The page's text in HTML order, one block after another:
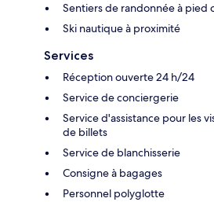
Sentiers de randonnée à pied
Ski nautique à proximité
Services
Réception ouverte 24 h/24
Service de conciergerie
Service d'assistance pour les
de billets
Service de blanchisserie
Consigne à bagages
Personnel polyglotte